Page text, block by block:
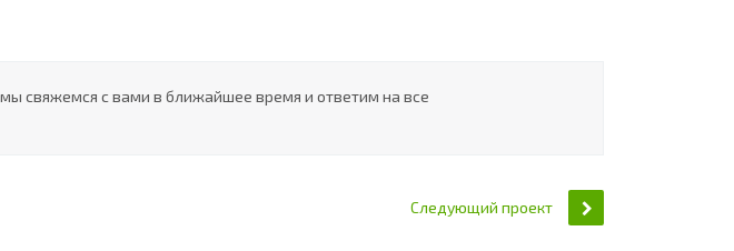
свяжемся с вами в ближайшее время и ответим на все
Следующий проект